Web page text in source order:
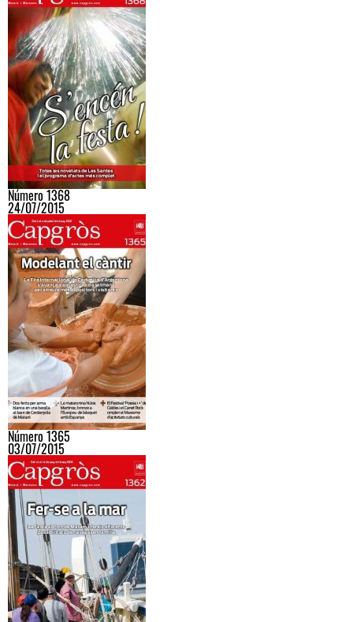
Número 1368
24/07/2015
Número 1365
03/07/2015